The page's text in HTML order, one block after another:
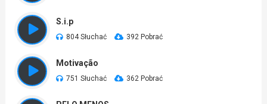
S.i.p
804 Słuchać 392 Pobrać
Motivação
751 Słuchać 362 Pobrać